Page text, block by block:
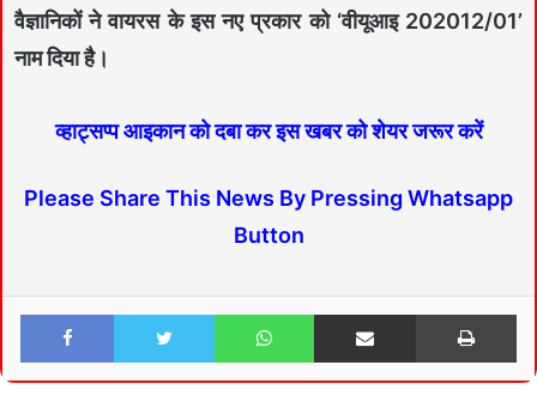
वैज्ञानिकों ने वायरस के इस नए प्रकार को ‘वीयूआइ 202012/01’
नाम दिया है।
व्हाट्सप्प आइकान को दबा कर इस खबर को शेयर जरूर करें
Please Share This News By Pressing Whatsapp
Button
Facebook Twitter WhatsApp Share via Email Print